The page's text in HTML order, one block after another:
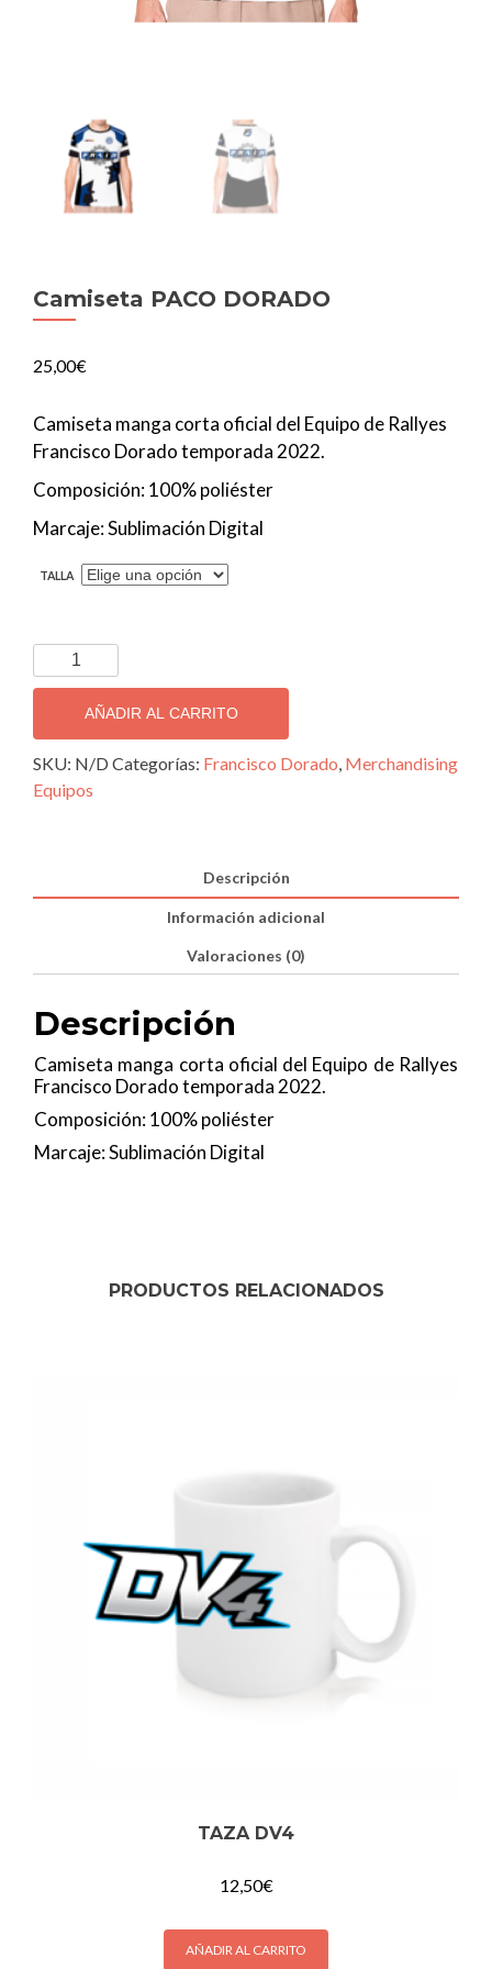
Camiseta PACO DORADO
25,00€
Camiseta manga corta oficial del Equipo de Rallyes
Francisco Dorado temporada 2022.
Composición: 100% poliéster
Marcaje: Sublimación Digital
TALLA
Camiseta
PACO
DORADO
cantidad
AÑADIR AL CARRITO
SKU: N/D Categorías: Francisco Dorado, Merchandising
Equipos
Descripción
Información adicional
Valoraciones (0)
Descripción
Camiseta manga corta oficial del Equipo de Rallyes
Francisco Dorado temporada 2022.
Composición: 100% poliéster
Marcaje: Sublimación Digital
PRODUCTOS RELACIONADOS
TAZA DV4
12,50€
AÑADIR AL CARRITO